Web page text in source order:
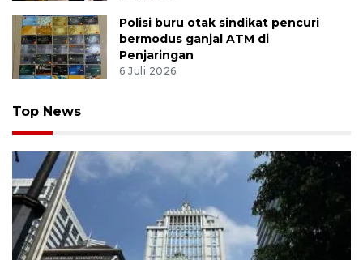
Polisi buru otak sindikat pencuri
bermodus ganjal ATM di
Penjaringan
6 Juli 2026
Top News